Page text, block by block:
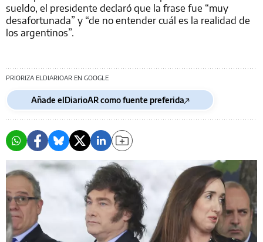
sueldo, el presidente declaró que la frase fue “muy
desafortunada” y “de no entender cuál es la realidad de
los argentinos”.
PRIORIZA ELDIARIOAR EN GOOGLE
Añade elDiarioAR como fuente preferida